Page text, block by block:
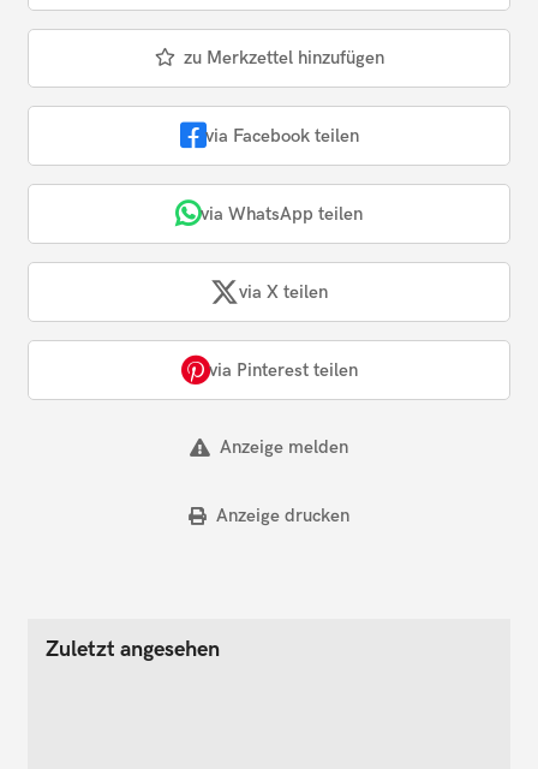
zu Merkzettel hinzufügen
via Facebook teilen
via WhatsApp teilen
via X teilen
via Pinterest teilen
Anzeige melden
Anzeige drucken
Zuletzt angesehen